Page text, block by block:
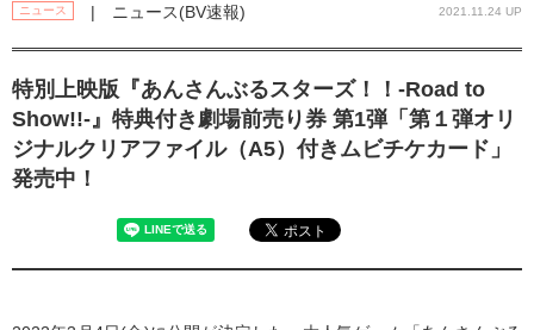
ニュース | ニュース(BV速報) 2021.11.24 UP
特別上映版『あんさんぶるスターズ！！-Road to
Show!!-』特典付き劇場前売り券 第1弾「第１弾オリ
ジナルクリアファイル（A5）付きムビチケカード」
発売中！